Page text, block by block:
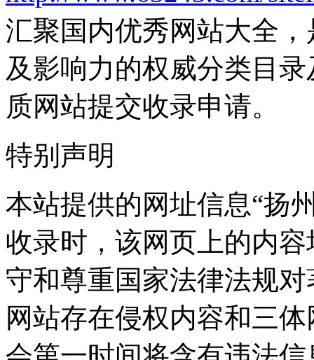
汇聚国内优秀网站大全
及影响力的权威分类目
质网站提交收录申请。
特别声明
本站提供的网址信息“扬
收录时，该网页上的内
守和尊重国家法律法规
网站存在侵权内容和三